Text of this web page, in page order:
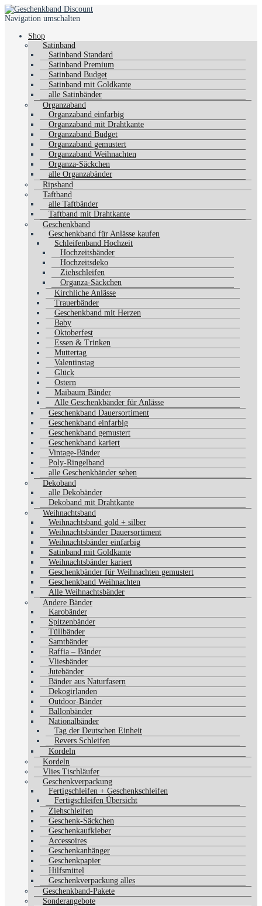
Navigation umschalten
Shop
Satinband
Satinband Standard
Satinband Premium
Satinband Budget
Satinband mit Goldkante
alle Satinbänder
Organzaband
Organzaband einfarbig
Organzaband mit Drahtkante
Organzaband Budget
Organzaband gemustert
Organzaband Weihnachten
Organza-Säckchen
alle Organzabänder
Ripsband
Taftband
alle Taftbänder
Taftband mit Drahtkante
Geschenkband
Geschenkband für Anlässe kaufen
Schleifenband Hochzeit
Hochzeitsbänder
Hochzeitsdeko
Ziehschleifen
Organza-Säckchen
Kirchliche Anlässe
Trauerbänder
Geschenkband mit Herzen
Baby
Oktoberfest
Essen & Trinken
Muttertag
Valentinstag
Glück
Ostern
Maibaum Bänder
Alle Geschenkbänder für Anlässe
Geschenkband Dauersortiment
Geschenkband einfarbig
Geschenkband gemustert
Geschenkband kariert
Vintage-Bänder
Poly-Ringelband
alle Geschenkbänder sehen
Dekoband
alle Dekobänder
Dekoband mit Drahtkante
Weihnachtsband
Weihnachtsband gold + silber
Weihnachtsbänder Dauersortiment
Weihnachtsbänder einfarbig
Satinband mit Goldkante
Weihnachtsbänder kariert
Geschenkbänder für Weihnachten gemustert
Geschenkband Weihnachten
Alle Weihnachtsbänder
Andere Bänder
Karobänder
Spitzenbänder
Tüllbänder
Samtbänder
Raffia – Bänder
Vliesbänder
Jutebänder
Bänder aus Naturfasern
Dekogirlanden
Outdoor-Bänder
Ballonbänder
Nationalbänder
Tag der Deutschen Einheit
Revers Schleifen
Kordeln
Kordeln
Vlies Tischläufer
Geschenkverpackung
Fertigschleifen + Geschenkschleifen
Fertigschleifen Übersicht
Ziehschleifen
Geschenk-Säckchen
Geschenkaufkleber
Accessoires
Geschenkanhänger
Geschenkpapier
Hilfsmittel
Geschenkverpackung alles
Geschenkband-Pakete
Sonderangebote